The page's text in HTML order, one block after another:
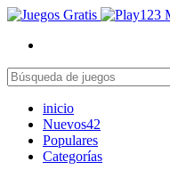
inicio
Nuevos42
Populares
Categorías